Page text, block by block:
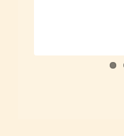
Votre nom (requis)